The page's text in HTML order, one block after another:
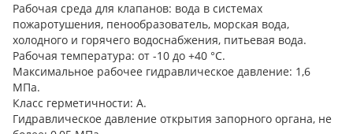
Рабочая среда для клапанов: вода в системах
пожаротушения, пенообразователь, морская вода,
холодного и горячего водоснабжения, питьевая вода.
Рабочая температура: от -10 до +40 °С.
Максимальное рабочее гидравлическое давление: 1,6
МПа.
Класс герметичности: А.
Гидравлическое давление открытия запорного органа, не